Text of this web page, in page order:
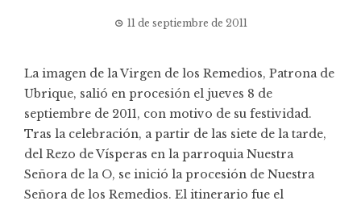
11 de septiembre de 2011
La imagen de la Virgen de los Remedios, Patrona de
Ubrique, salió en procesión el jueves 8 de
septiembre de 2011, con motivo de su festividad.
Tras la celebración, a partir de las siete de la tarde,
del Rezo de Vísperas en la parroquia Nuestra
Señora de la O, se inició la procesión de Nuestra
Señora de los Remedios. El itinerario fue el